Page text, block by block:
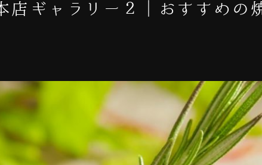
店ギャラリー２｜おすすめの